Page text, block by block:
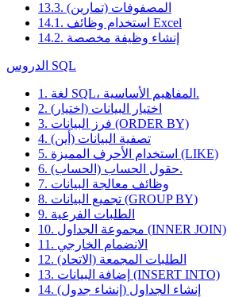
13.3. المصفوفات (تمارين)
14.1. استخدام وظائف Excel
14.2. إنشاء وظيفة مخصصة
الدروس SQL
1. لغة SQL، المفاهيم الأساسية.
2. اختيار البيانات (اختيار)
3. فرز البيانات (ORDER BY)
4. تصفية البيانات (أين)
5. استخدام الأحرف المميزة (LIKE)
6. حقول الحساب (الحساب).
7. وظائف معالجة البيانات
8. تجميع البيانات (GROUP BY)
9. الطلبات الفرعية
10. مجموعة الجداول (INNER JOIN)
11. الانضمام الخارجي
12. الطلبات المجمعة (الاتحاد)
13. إضافة البيانات (INSERT INTO)
14. إنشاء الجداول (إنشاء جدول)